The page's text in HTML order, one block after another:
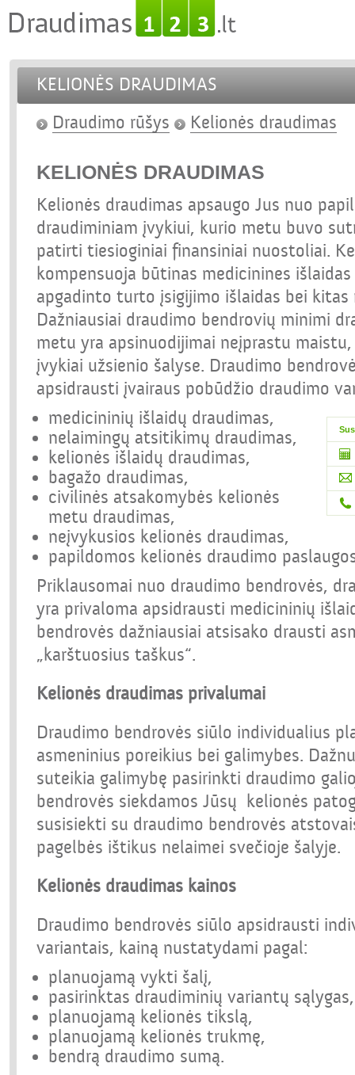
KELIONĖS DRAUDIMAS
Draudimo rūšys
Kelionės draudimas
KELIONĖS DRAUDIMAS
Kelionės draudimas apsaugo Jus nuo
draudiminiam įvykiui, kurio metu buvo
patirti tiesioginiai finansiniai nuostoliai.
kompensuoja būtinas medicinines
apgadinto turto įsigijimo išlaidas bei kitas
Dažniausiai draudimo bendrovių minimi
metu yra apsinuodijimai neįprastu
įvykiai užsienio šalyse. Draudimo
apsidrausti įvairaus pobūdžio draudimo
medicininių išlaidų draudimas,
nelaimingų atsitikimų draudimas,
kelionės išlaidų draudimas,
bagažo draudimas,
civilinės atsakomybės kelionės
metu draudimas,
neįvykusios kelionės draudimas,
papildomos kelionės draudimo
Priklausomai nuo draudimo bendrovės,
yra privaloma apsidrausti medicininių
bendrovės dažniausiai atsisako drausti
„karštuosius taškus“.
Kelionės draudimas privalumai
Draudimo bendrovės siūlo individualius
asmeninius poreikius bei galimybes.
suteikia galimybę pasirinkti draudimo
bendrovės siekdamos Jūsų kelionės
susisiekti su draudimo bendrovės
pagelbės ištikus nelaimei svečioje šalyje.
Kelionės draudimas kainos
Draudimo bendrovės siūlo apsidrausti
variantais, kainą nustatydami pagal:
planuojamą vykti šalį,
pasirinktas draudiminių variantų sąlygas,
planuojamą kelionės tikslą,
planuojamą kelionės trukmę,
bendrą draudimo sumą.